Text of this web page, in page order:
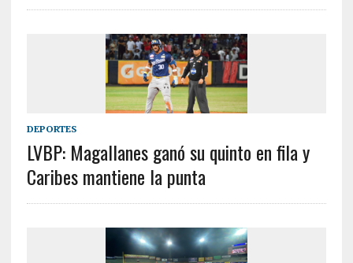
DEPORTES
LVBP: Magallanes ganó su quinto en fila y
Caribes mantiene la punta